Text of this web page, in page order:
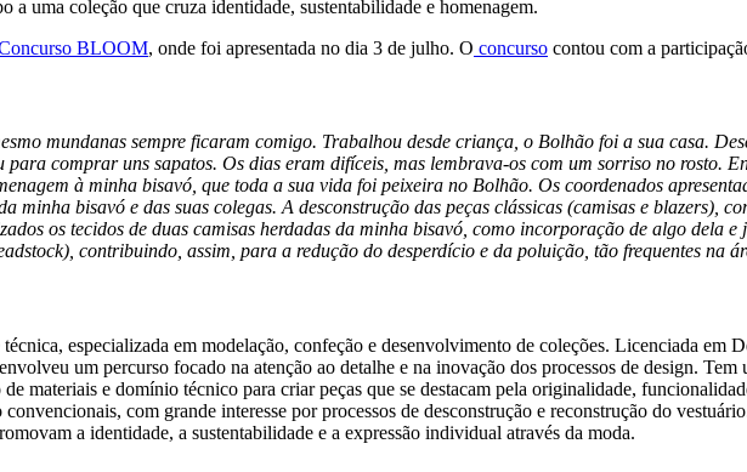
a uma coleção que cruza identidade, sustentabilidade e homenagem.
BLOOM, onde foi apresentada no dia 3 de julho. O concurso contou com a
mundanas sempre ficaram comigo. Trabalhou desde criança, o Bolhão foi a sua casa.
comprar uns sapatos. Os dias eram difíceis, mas lembrava-os com um sorriso no rosto.
à minha bisavó, que toda a sua vida foi peixeira no Bolhão. Os coordenados
minha bisavó e das suas colegas. A desconstrução das peças clássicas (camisas e blazers),
os tecidos de duas camisas herdadas da minha bisavó, como incorporação de algo dela e
contribuindo, assim, para a redução do desperdício e da poluição, tão frequentes na
especializada em modelação, confeção e desenvolvimento de coleções. Licenciada
um percurso focado na atenção ao detalhe e na inovação dos processos de design.
materiais e domínio técnico para criar peças que se destacam pela originalidade,
com grande interesse por processos de desconstrução e reconstrução do
a identidade, a sustentabilidade e a expressão individual através da moda.